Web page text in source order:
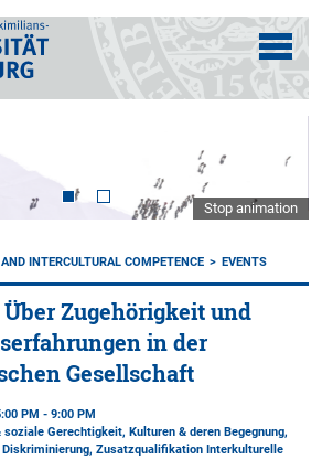
Stop animation
INTERCULTURAL COMPETENCE EVENTS
Zugehörigkeit und
in der
Gesellschaft
PM - 9:00 PM
soziale Gerechtigkeit, Kulturen & deren Begegnung,
Diskriminierung, Zusatzqualifikation Interkulturelle